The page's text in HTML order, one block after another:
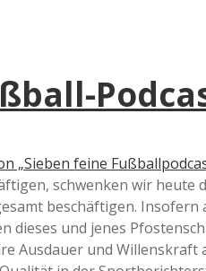
n
e
r
„Sieben feine
schwenken wir heute
beschäftigen.
dieses und jenes
Ausdauer und Willenskraft